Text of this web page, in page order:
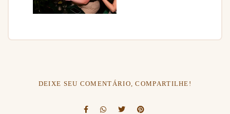
DEIXE SEU COMENTÁRIO, COMPARTILHE!